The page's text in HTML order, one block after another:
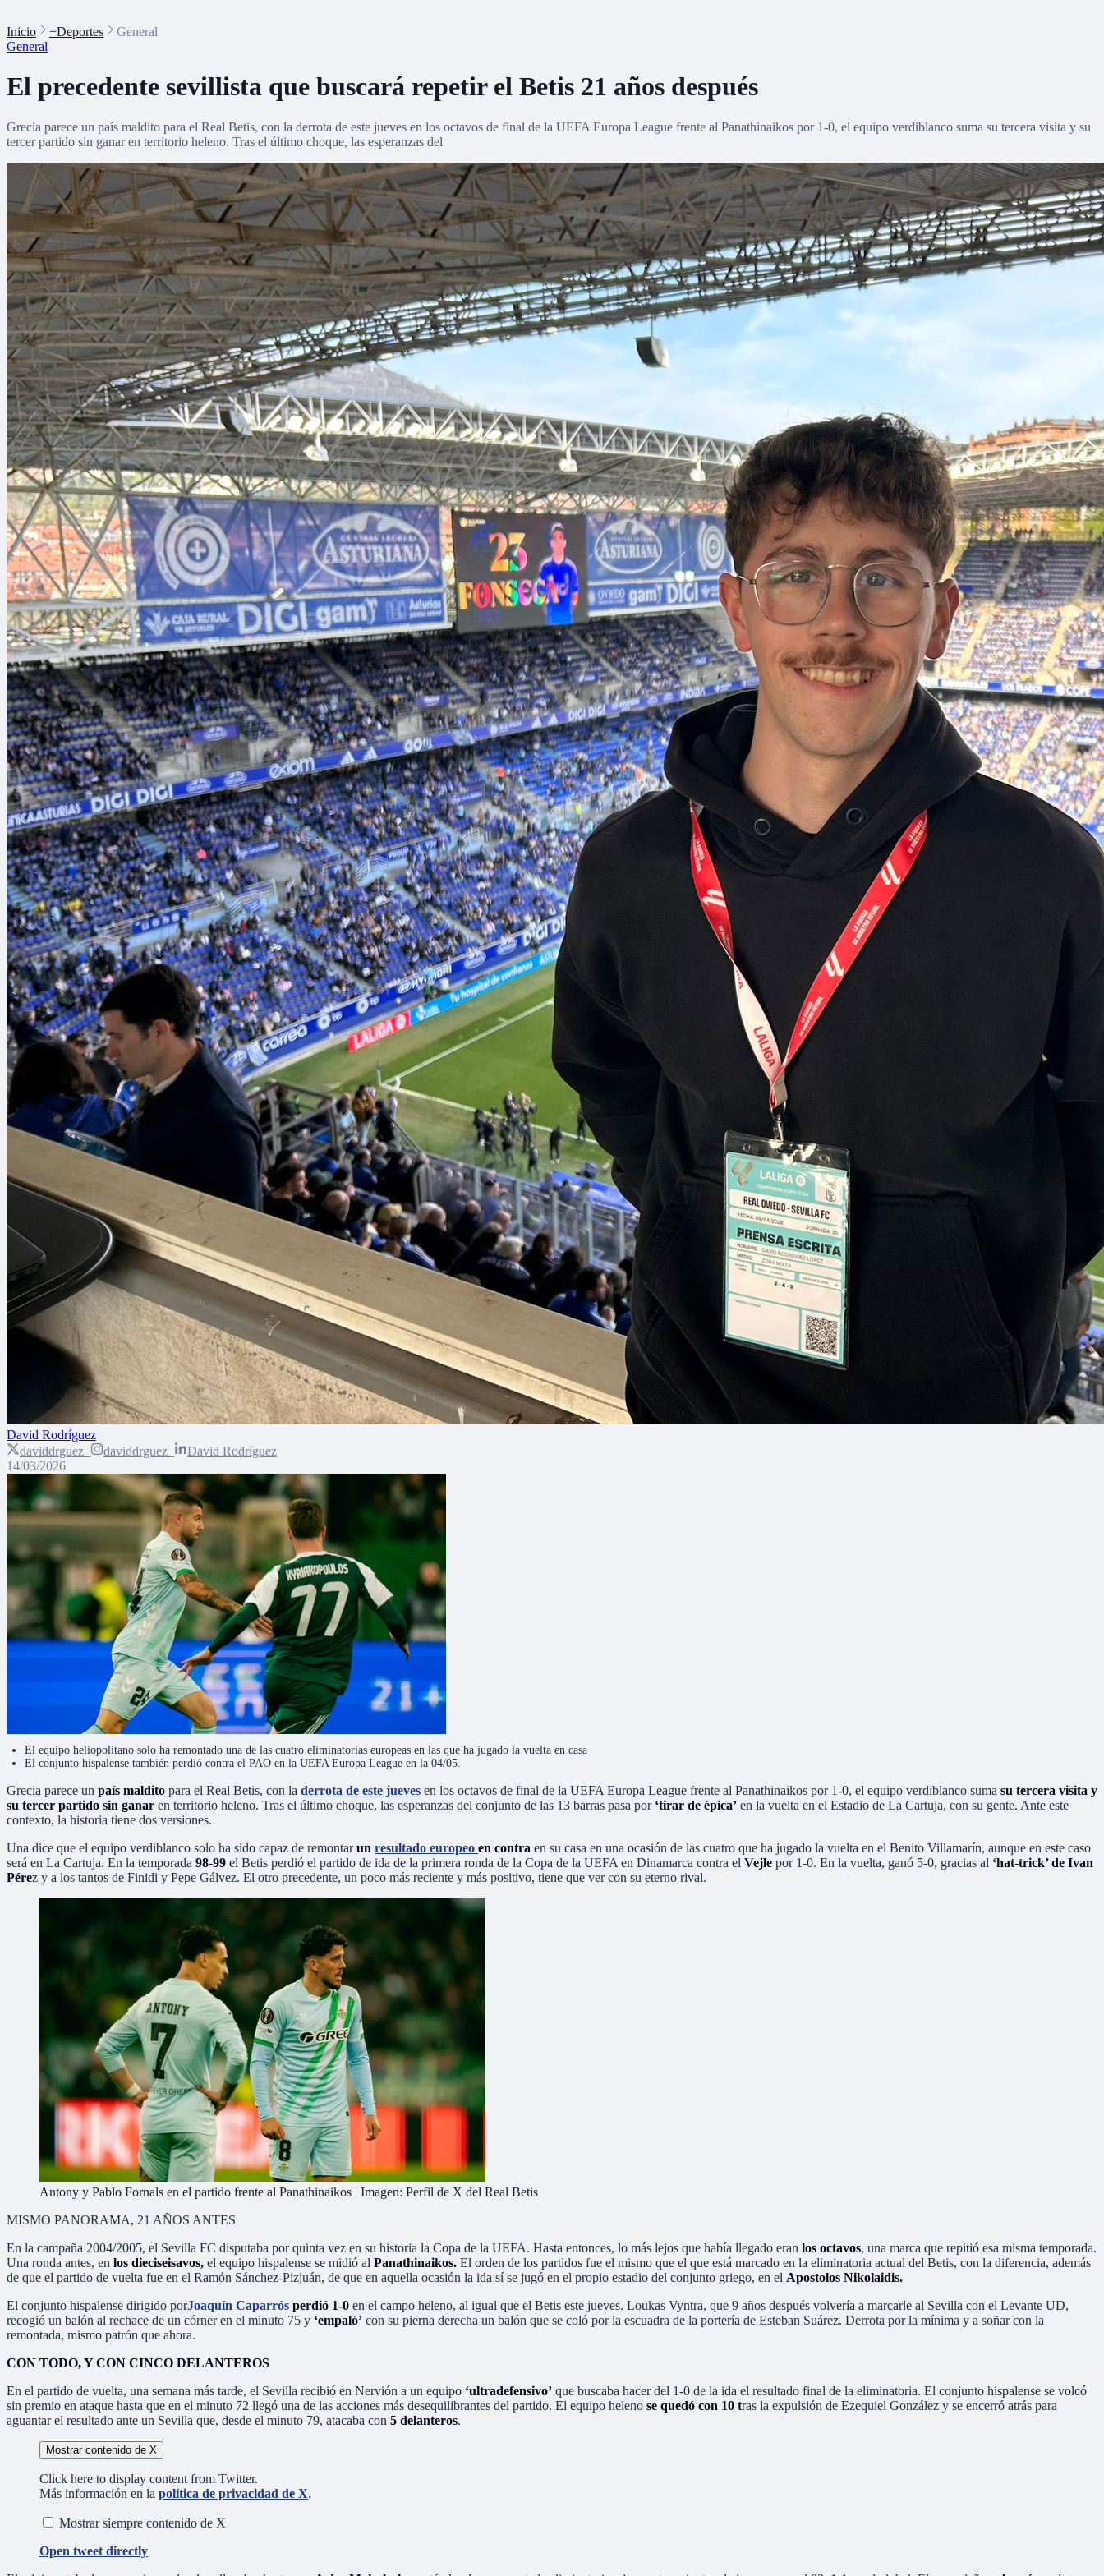
Inicio +Deportes
General
General
El precedente sevillista que buscará repetir el Betis 21 años después
Grecia parece un país maldito para el Real Betis, con la derrota de este jueves en los octavos de final de la UEFA Europa League frente al Panathinaikos por 1-0, el equipo verdiblanco suma su tercera visita y su
tercer partido sin ganar en territorio heleno. Tras el último choque, las esperanzas del
David Rodríguez
daviddrguez_
daviddrguez_
David Rodríguez
14/03/2026
El equipo heliopolitano solo ha remontado una de las cuatro eliminatorias europeas en las que ha jugado la vuelta en casa
El conjunto hispalense también perdió contra el PAO en la UEFA Europa League en la 04/05.
Grecia parece un país maldito para el Real Betis, con la derrota de este jueves en los octavos de final de la UEFA Europa League frente al Panathinaikos por 1-0, el equipo verdiblanco suma su tercera visita y
su tercer partido sin ganar en territorio heleno. Tras el último choque, las esperanzas del conjunto de las 13 barras pasa por‘tirar de épica’ en la vuelta en el Estadio de La Cartuja, con su gente. Ante este
contexto, la historia tiene dos versiones.
Una dice que el equipo verdiblanco solo ha sido capaz de remontarun resultado europeo en contra en su casa en una ocasión de las cuatro que ha jugado la vuelta en el Benito Villamarín, aunque en este caso
será en La Cartuja. En la temporada 98-99 el Betis perdió el partido de ida de la primera ronda de la Copa de la UEFA en Dinamarca contra el Vejle por 1-0. En la vuelta, ganó 5-0, gracias al ‘hat-trick’ de Ivan
Pérez y a los tantos de Finidi y Pepe Gálvez. El otro precedente, un poco más reciente y más positivo, tiene que ver con su eterno rival.
Antony y Pablo Fornals en el partido frente al Panathinaikos | Imagen: Perfil de X del Real Betis
MISMO PANORAMA, 21 AÑOS ANTES
En la campaña 2004/2005, el Sevilla FC disputaba por quinta vez en su historia la Copa de la UEFA. Hasta entonces, lo más lejos que había llegado eran los octavos, una marca que repitió esa misma temporada.
Una ronda antes, en los dieciseisavos, el equipo hispalense se midió al Panathinaikos. El orden de los partidos fue el mismo que el que está marcado en la eliminatoria actual del Betis, con la diferencia, además
de que el partido de vuelta fue en el Ramón Sánchez-Pizjuán, de que en aquella ocasión la ida sí se jugó en el propio estadio del conjunto griego, en el Apostolos Nikolaidis.
El conjunto hispalense dirigido porJoaquín Caparrós perdió 1-0 en el campo heleno, al igual que el Betis este jueves. Loukas Vyntra, que 9 años después volvería a marcarle al Sevilla con el Levante UD,
recogió un balón al rechace de un córner en el minuto 75 y ‘empaló’ con su pierna derecha un balón que se coló por la escuadra de la portería de Esteban Suárez. Derrota por la mínima y a soñar con la
remontada, mismo patrón que ahora.
CON TODO, Y CON CINCO DELANTEROS
En el partido de vuelta, una semana más tarde, el Sevilla recibió en Nervión a un equipo ‘ultradefensivo’ que buscaba hacer del 1-0 de la ida el resultado final de la eliminatoria. El conjunto hispalense se volcó
sin premio en ataque hasta que en el minuto 72 llegó una de las acciones más desequilibrantes del partido. El equipo heleno se quedó con 10 tras la expulsión de Ezequiel González y se encerró atrás para
aguantar el resultado ante un Sevilla que, desde el minuto 79, atacaba con 5 delanteros.
Mostrar contenido de X
Click here to display content from Twitter.
Más información en la política de privacidad de X.
Mostrar siempre contenido de X
Open tweet directly